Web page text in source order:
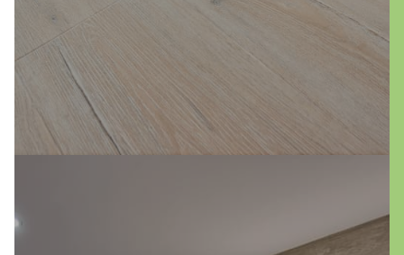
mehr erfahren
Entdecken Sie die zeitgemäße Eleganz von